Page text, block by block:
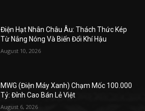
Điện Hạt Nhân Châu Âu: Thách Thức Kép
Từ Nắng Nóng Và Biến Đổi Khí Hậu
August 10, 2026
MWG (Điện Máy Xanh) Chạm Mốc 100.000
Tỷ: Đỉnh Cao Bán Lẻ Việt
August 6, 2026